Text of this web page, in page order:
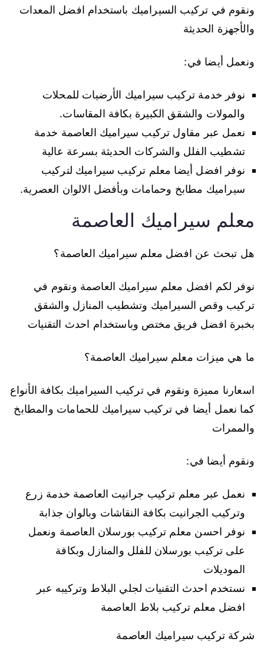
ونقوم في تركيب السيراميك باستخدام افضل المعدات
والأجهزة الحديثة
ونعمل أيضا في:
نوفر خدمة تركيب سيراميك الأرضيات للمحلات
والمولات والشقق الكبيرة بكافة المقاسات.
نعمل عبر مقاول تركيب سيراميك العاصمة خدمة
تشطيب الفلل والشركات الحديثة بسرعة عالية
نوفر افضل أيضا معلم تركيب سيراميك لتركيب
سيراميك مطابخ وحمامات وبأفضل الالوان العصرية.
معلم سيراميك العاصمة
هل تبحث عن افضل معلم سيراميك العاصمة؟
نوفر لكم افضل معلم سيراميك العاصمة ونقوم في
تركيب وقص السيراميك وتشطيب المنازل والشقق
بخبرة افضل فريق مختص وباستخدام احدث التقنيات
ما هي ميزات معلم سيراميك العاصمة؟
اسعارنا مميزة ونقوم في تركيب السيراميك بكافة الأنواع
كما نعمل أيضا في تركيب سيراميك للحمامات والمطابخ
والممرات
ونقوم أيضا في:
نعمل عبر معلم تركيب جرانيت العاصمة خدمة زرع
وتركيب الجرانيت بكافة النقاشات وبالوان جذابة
نوفر احسن معلم تركيب بورسلان العاصمة ونعمل
على تركيب بورسلان للفلل والمنازل وبكافة
الموديلات
نستخدم احدث التقنيات لجلي البلاط وتركيبه عبر
افضل معلم تركيب بلاط العاصمة
شركة تركيب سيراميك العاصمة